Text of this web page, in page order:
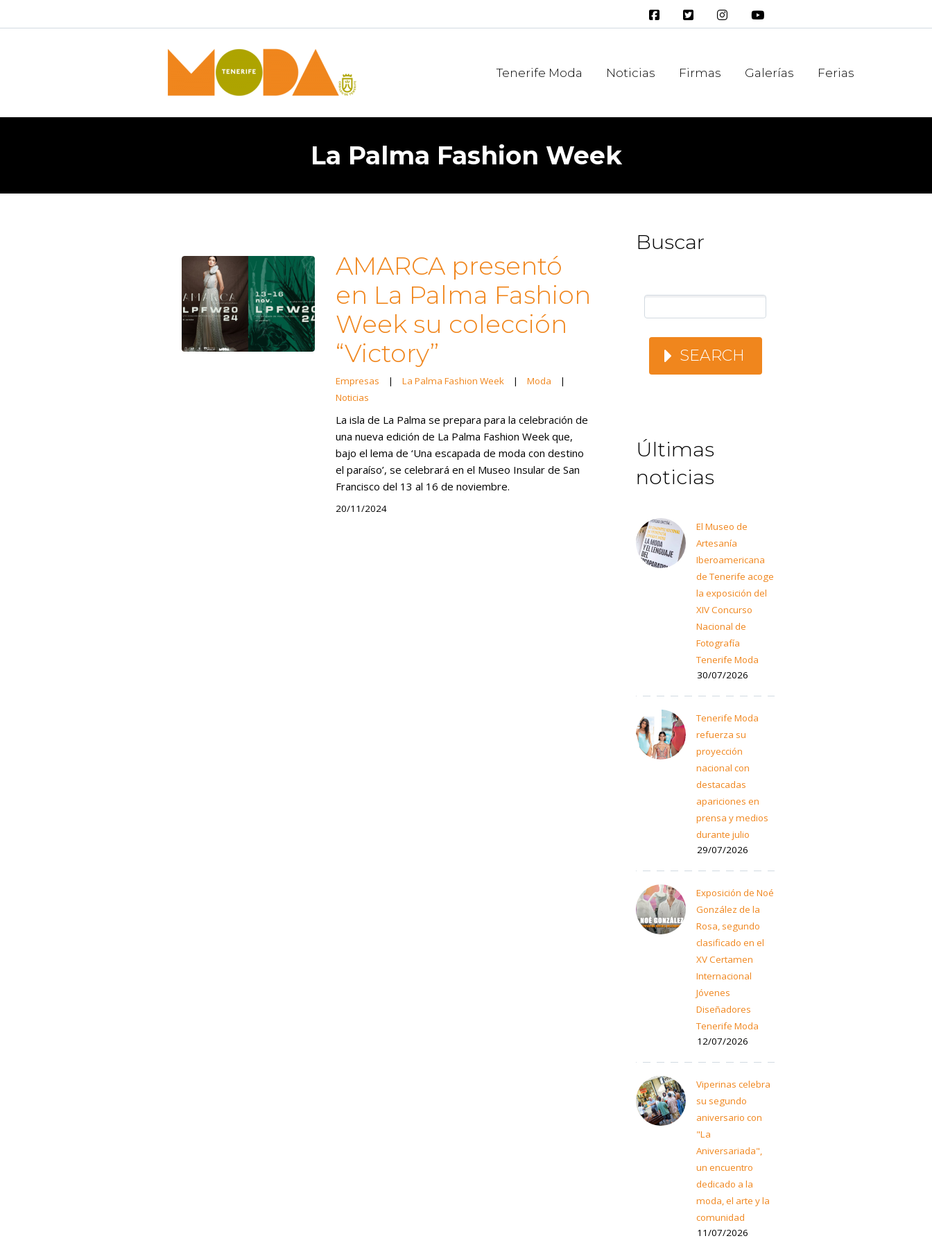
Tenerife Moda Noticias Firmas Galerías Ferias
La Palma Fashion Week
AMARCA presentó
en La Palma Fashion
Week su colección
“Victory”
Empresas | La Palma Fashion Week | Moda
|
Noticias
La isla de La Palma se prepara para la celebración de
una nueva edición de La Palma Fashion Week que,
bajo el lema de ‘Una escapada de moda con destino
el paraíso’, se celebrará en el Museo Insular de San
Francisco del 13 al 16 de noviembre.
20/11/2024
Buscar
SEARCH
Últimas
noticias
El Museo de
Artesanía
Iberoamericana
de Tenerife acoge
la exposición del
XIV Concurso
Nacional de
Fotografía
Tenerife Moda
30/07/2026
Tenerife Moda
refuerza su
proyección
nacional con
destacadas
apariciones en
prensa y medios
durante julio
29/07/2026
Exposición de Noé
González de la
Rosa, segundo
clasificado en el
XV Certamen
Internacional
Jóvenes
Diseñadores
Tenerife Moda
12/07/2026
Viperinas celebra
su segundo
aniversario con
"La
Aniversariada",
un encuentro
dedicado a la
moda, el arte y la
comunidad
11/07/2026